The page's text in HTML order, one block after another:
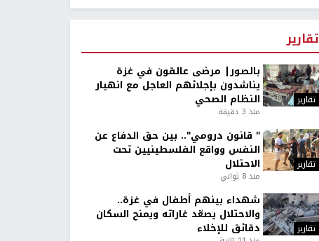
تقارير
تقارير
بالصور| مرضى عالقون في غزة
يناشدون بإجلائهم العاجل مع انهيار
النظام الصحي
منذ 3 دقيقة
تقارير
" قانون درومي".. بين حق الدفاع عن
النفس وواقع الفلسطينيين تحت
الاحتلال
منذ 8 ثواني
تقارير
شهداء بينهم أطفال في غزة..
والاحتلال يصعّد غاراته ويمنح السكان
دقائق للإخلاء